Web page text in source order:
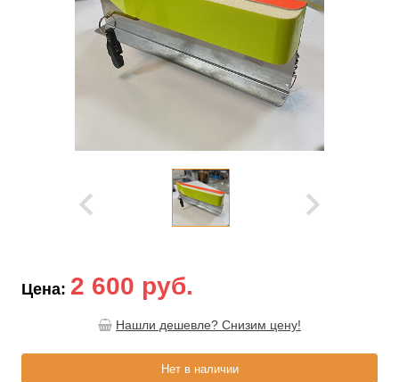
Цена: 2 600 руб.
Нашли дешевле? Снизим цену!
Нет в наличии